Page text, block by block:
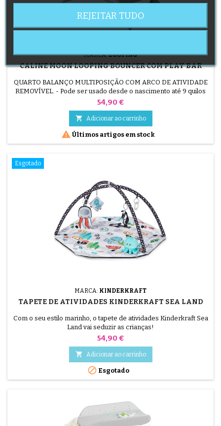
MARCA:LOOPING
CALINE MOON LOOPING BOUNCER COM PLAY BAR
QUARTO BALANÇO MULTIPOSIÇÃO COM ARCO DE ATIVIDADE
REMOVÍVEL. - Pode ser usado desde o nascimento até 9 quilos
Preço
54,90 €
 Adicionar ao carrinho
 Últimos artigos em stock
Esgotado
MARCA: KINDERKRAFT
TAPETE DE ATIVIDADES KINDERKRAFT SEA LAND
Com o seu estilo marinho, o tapete de atividades Kinderkraft Sea
Land vai seduzir as crianças!
Preço
54,90 €
 Adicionar ao carrinho
 Esgotado
REJEITAR TUDO